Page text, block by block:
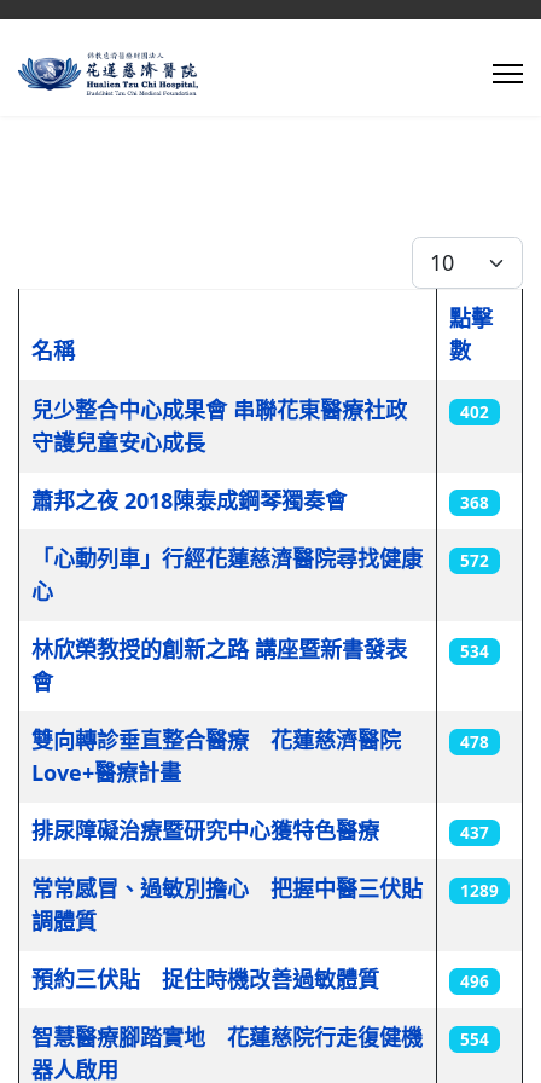
每頁顯示條數
文章列表
名稱
點擊
數
兒少整合中心成果會 串聯花東醫療社政
守護兒童安心成長
402
蕭邦之夜 2018陳泰成鋼琴獨奏會 368
「心動列車」行經花蓮慈濟醫院尋找健康
心
572
林欣榮教授的創新之路 講座暨新書發表
會
534
雙向轉診垂直整合醫療 花蓮慈濟醫院
Love+醫療計畫
478
排尿障礙治療暨研究中心獲特色醫療 437
常常感冒、過敏別擔心 把握中醫三伏貼
調體質
1289
預約三伏貼 捉住時機改善過敏體質 496
智慧醫療腳踏實地 花蓮慈院行走復健機
器人啟用
554